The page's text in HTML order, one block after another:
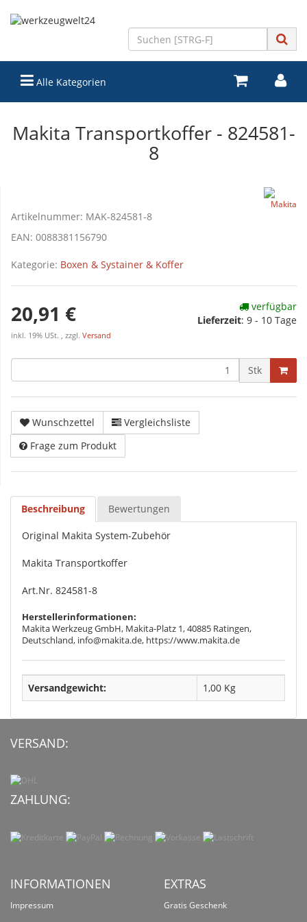
Alle Kategorien
Makita Transportkoffer - 824581-
8
Artikelnummer: MAK-824581-8
EAN: 0088381156790
Kategorie: Boxen & Systainer & Koffer
20,91 €
inkl. 19% USt. , zzgl. Versand
verfügbar
Lieferzeit: 9 - 10 Tage
Stk
Wunschzettel
Vergleichsliste
Frage zum Produkt
Beschreibung Bewertungen
Original Makita System-Zubehör
Makita Transportkoffer
Art.Nr. 824581-8
Herstellerinformationen:
Makita Werkzeug GmbH, Makita-Platz 1, 40885 Ratingen,
Deutschland, info@makita.de, https://www.makita.de
Versandgewicht: 1,00 Kg
VERSAND:
ZAHLUNG:
INFORMATIONEN
Impressum
EXTRAS
Gratis Geschenk